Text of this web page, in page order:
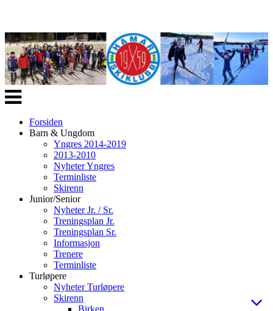
Veksle
navigasjon
Forsiden
Barn & Ungdom
Yngres 2014-2019
2013-2010
Nyheter Yngres
Terminliste
Skirenn
Junior/Senior
Nyheter Jr. / Sr.
Treningsplan Jr.
Treningsplan Sr.
Informasjon
Trenere
Terminliste
Turløpere
Nyheter Turløpere
Skirenn
Birken